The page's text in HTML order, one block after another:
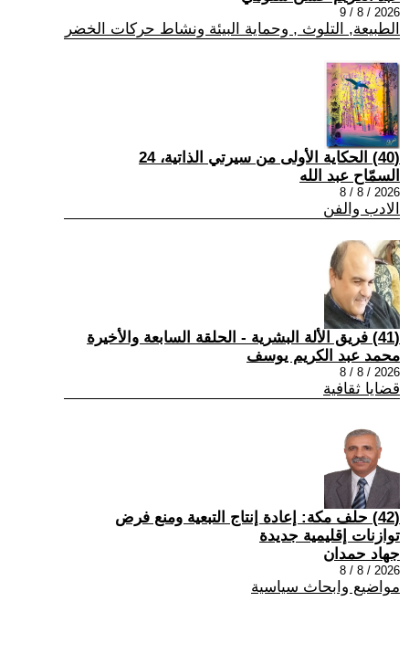
2026 / 8 / 9
الطبيعة, التلوث , وحماية البيئة ونشاط حركات الخضر
(40) الحكاية الأولى من سيرتي الذاتية، 24
السمّاح عبد الله
2026 / 8 / 8
الادب والفن
(41) فريق الألة البشرية - الحلقة السابعة والأخيرة
محمد عبد الكريم يوسف
2026 / 8 / 8
قضايا ثقافية
(42) حلف مكة: إعادة إنتاج التبعية ومنع فرض
توازنات إقليمية جديدة
جهاد حمدان
2026 / 8 / 8
مواضيع وابحاث سياسية